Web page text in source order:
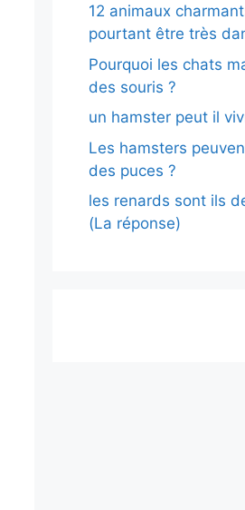
12 animaux
pourtant être très
Pourquoi les chats
des souris ?
un hamster peut il
Les hamsters
des puces ?
les renards sont ils
(La réponse)